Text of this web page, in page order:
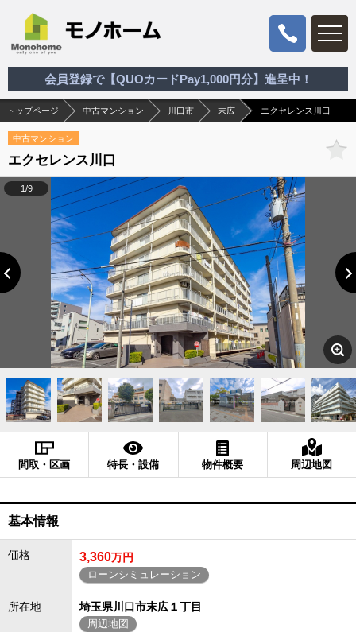
会員登録で【QUOカードPay1,000円分】進呈中！
トップページ 中古マンション 川口市 末広 エクセレンス川口
中古マンション
エクセレンス川口
1/9
間取・区画 特長・設備 物件概要 周辺地図
基本情報
価格 3,360万円
ローンシミュレーション
所在地 埼玉県川口市末広１丁目
周辺地図